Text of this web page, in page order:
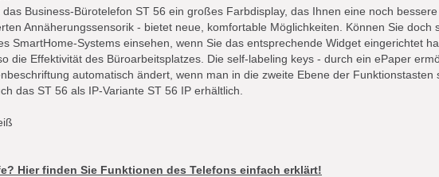
Business-Bürotelefon ST 56 ein großes Farbdisplay, das Ihnen eine noch
Annäherungssensorik - bietet neue, komfortable Möglichkeiten. Können Sie doch
SmartHome-Systems einsehen, wenn Sie das entsprechende Widget eingerichtet
die Effektivität des Büroarbeitsplatzes. Die self-labeling keys - durch ein ePaper
automatisch ändert, wenn man in die zweite Ebene der Funktionstasten
das ST 56 als IP-Variante ST 56 IP erhältlich.
Hier finden Sie Funktionen des Telefons einfach erklärt!